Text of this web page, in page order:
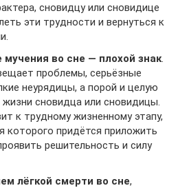
сновидцу или сновидице
эти трудности и вернуться к
во сне — плохой знак
проблемы, серьёзные
неурядицы, а порой и целую
жизни сновидца или сновидицы.
к трудному жизненному этапу,
которого придётся приложить
решительность и силу
лёгкой смерти во сне,